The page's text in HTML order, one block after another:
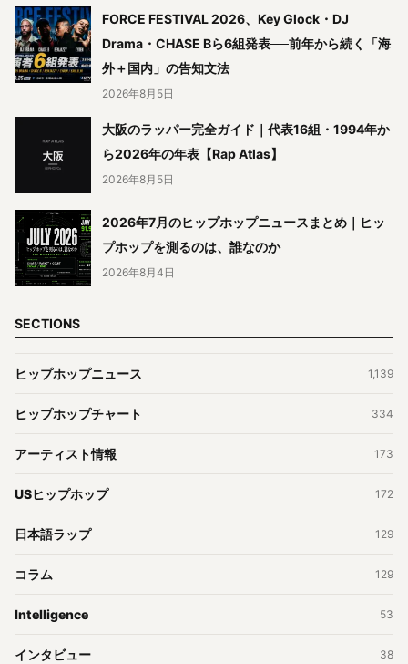
FORCE FESTIVAL 2026、Key Glock・DJ
Drama・CHASE Bら6組発表──前年から続く「海
外＋国内」の告知文法
2026年8月5日
大阪のラッパー完全ガイド｜代表16組・1994年か
ら2026年の年表【Rap Atlas】
2026年8月5日
2026年7月のヒップホップニュースまとめ｜ヒッ
プホップを測るのは、誰なのか
2026年8月4日
SECTIONS
ヒップホップニュース 1,139
ヒップホップチャート 334
アーティスト情報 173
USヒップホップ 172
日本語ラップ 129
コラム 129
Intelligence 53
インタビュー 38